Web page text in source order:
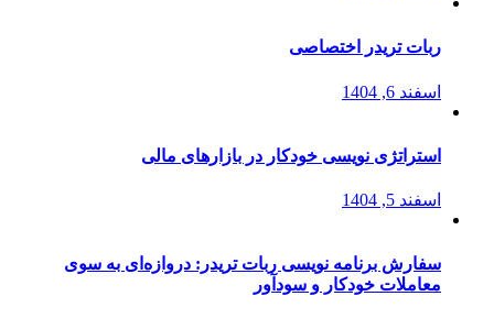
ربات تریدر اختصاصی
اسفند 6, 1404
استراتژی‌ نویسی خودکار در بازارهای مالی
اسفند 5, 1404
سفارش برنامه نویسی ربات تریدر: دروازه‌ای به سوی
معاملات خودکار و سودآور